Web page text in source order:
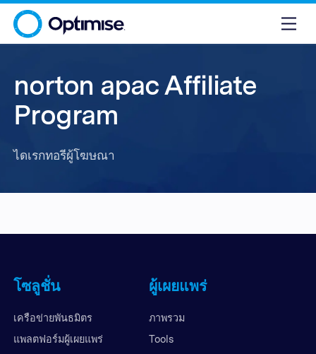
norton apac Affiliate
Program
ไดเรกทอรีผู้โฆษณา
โซลูชั่น
เครือข่ายพันธมิตร
แพลตฟอร์มผู้เผยแพร่
ผู้เผยแพร่
ภาพรวม
Tools